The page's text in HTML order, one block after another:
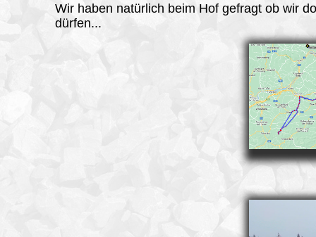
Wir haben natürlich beim Hof gefragt ob wir
dürfen...